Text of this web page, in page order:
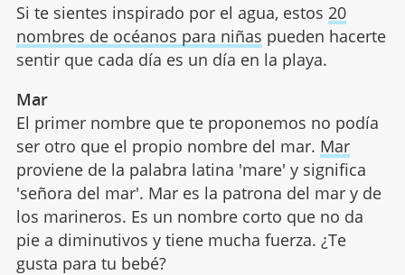
Si te sientes inspirado por el agua, estos 20
nombres de océanos para niñas pueden hacerte
sentir que cada día es un día en la playa.
Mar
El primer nombre que te proponemos no podía
ser otro que el propio nombre del mar. Mar
proviene de la palabra latina 'mare' y significa
'señora del mar'. Mar es la patrona del mar y de
los marineros. Es un nombre corto que no da
pie a diminutivos y tiene mucha fuerza. ¿Te
gusta para tu bebé?